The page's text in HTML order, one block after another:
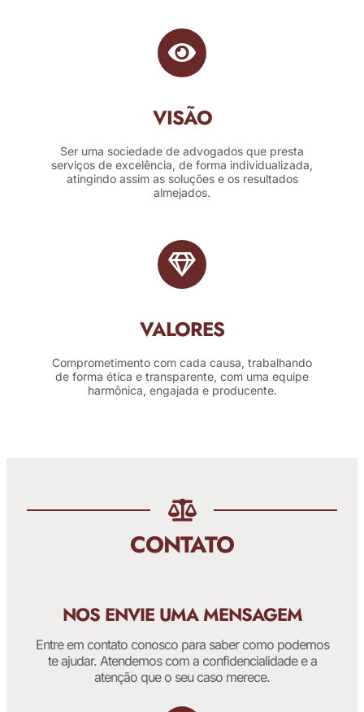
VISÃO
Ser uma sociedade de advogados que presta
serviços de excelência, de forma individualizada,
atingindo assim as soluções e os resultados
almejados.
VALORES
Comprometimento com cada causa, trabalhando
de forma ética e transparente, com uma equipe
harmônica, engajada e producente.
CONTATO
NOS ENVIE UMA MENSAGEM
Entre em contato conosco para saber como podemos
te ajudar. Atendemos com a confidencialidade e a
atenção que o seu caso merece.